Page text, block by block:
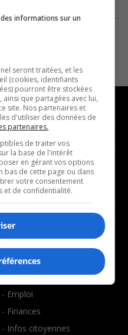
MUSIQUE
- Décompte franco
- Joué récemment
BALADOS
- Art de vivre
- Bien-être
- Emploi
- Finances
- Infos citoyennes
informations sur un
seront traitées, et les
(cookies, identifiants
pourront être stockées
que partagées avec lui,
site. Nos partenaires et
d'utiliser des données de
partenaires.
de traiter vos
la base de l'intérêt
en gérant vos options
bas de cette page ou dans
votre consentement
et de confidentialité.